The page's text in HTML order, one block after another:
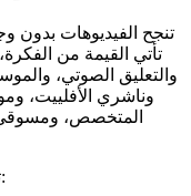
تنجح الفيديوهات بدون
تأتي القيمة من
والتعليق الصوتي،
المتخصص، ومسوقي
تشمل أشهر مجالات الفيديوهات بدون وجه: